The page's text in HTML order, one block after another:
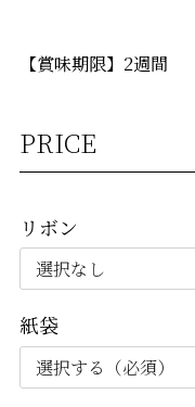
【賞味期限】2週間
PRICE
リボン
紙袋